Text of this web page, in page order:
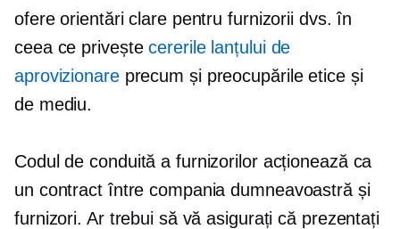
ofere orientări clare pentru furnizorii dvs. în
ceea ce priveștecererile lanțului de
aprovizionareprecum și preocupările etice și
de mediu.
Codul de conduită a furnizorilor acționează ca
un contract între compania dumneavoastră și
furnizori. Ar trebui să vă asigurați că prezentați